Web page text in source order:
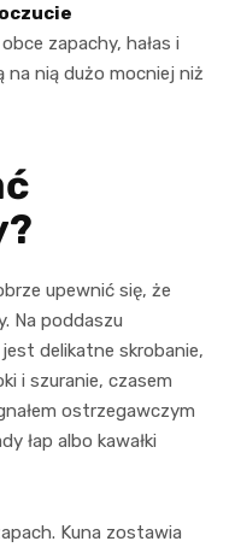
zapachy, hałas i
na nią dużo mocniej niż
upewnić się, że
Na poddaszu
delikatne skrobanie,
i szuranie, czasem
ostrzegawczym
łap albo kawałki
Kuna zostawia